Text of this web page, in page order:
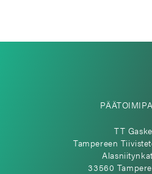
TT
Tampereen
33560